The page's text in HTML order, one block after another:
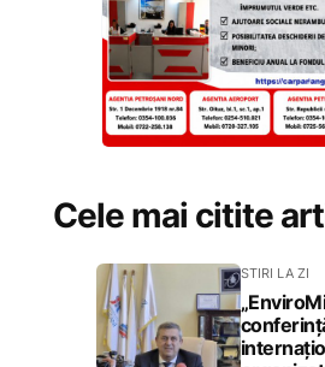
Cele mai citite
STIRI LA ZI